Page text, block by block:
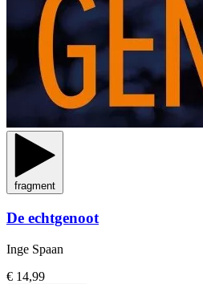
fragment
De echtgenoot
Inge Spaan
€ 14,99